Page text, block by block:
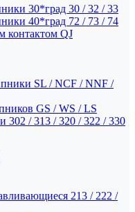
30*град 30 / 32 / 33
40*град 72 / 73 / 74
контактом QJ
SL / NCF / NNF /
GS / WS / LS
302 / 313 / 320 / 322 / 330
213 / 222 /